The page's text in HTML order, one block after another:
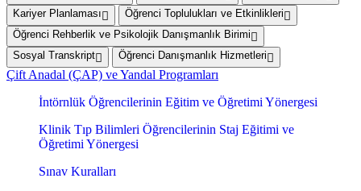
Kariyer Planlaması
Öğrenci Toplulukları ve Etkinlikleri
Öğrenci Rehberlik ve Psikolojik Danışmanlık Birimi
Sosyal Transkript
Öğrenci Danışmanlık Hizmetleri
Çift Anadal (ÇAP) ve Yandal Programları
İntörnlük Öğrencilerinin Eğitim ve Öğretimi Yönergesi
Klinik Tıp Bilimleri Öğrencilerinin Staj Eğitimi ve
Öğretimi Yönergesi
Sınav Kuralları